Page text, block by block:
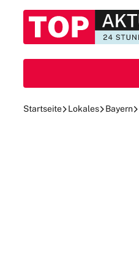
Startseite Lokales Bayern